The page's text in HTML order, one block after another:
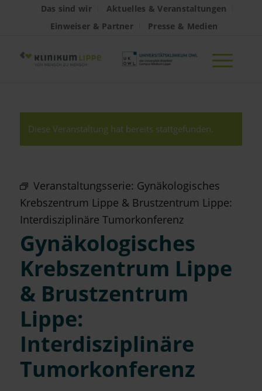
Das sind wir
Aktuelles & Veranstaltungen
Einweiser & Partner
Presse & Medien
Diese Veranstaltung hat bereits stattgefunden.
Veranstaltungsserie: Gynäkologisches
Krebszentrum Lippe & Brustzentrum Lippe:
Interdisziplinäre Tumorkonferenz
Gynäkologisches
Krebszentrum Lippe
& Brustzentrum
Lippe:
Interdisziplinäre
Tumorkonferenz